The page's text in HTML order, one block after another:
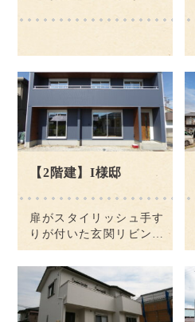
【2階建】I様邸
扉がスタイリッシュ手す
りが付いた玄関リビング
ダイニングキッチン洗面
所手すりを付けたトイレ